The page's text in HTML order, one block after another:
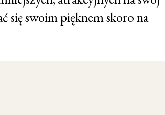
się swoim pięknem skoro na